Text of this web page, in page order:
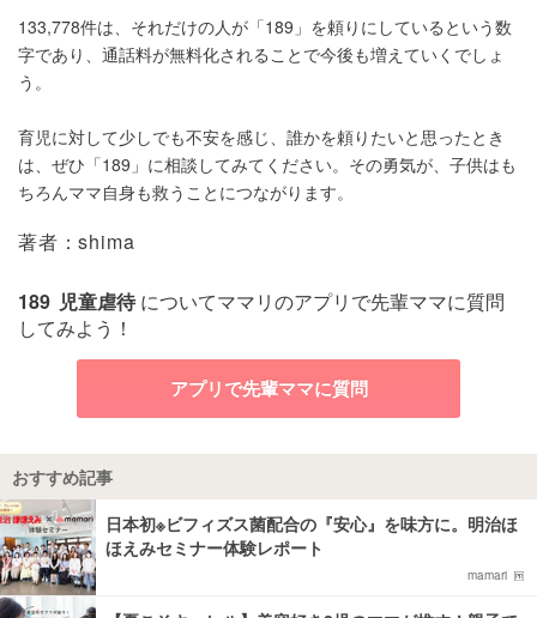
133,778件は、それだけの人が「189」を頼りにしているという数
字であり、通話料が無料化されることで今後も増えていくでしょ
う。
育児に対して少しでも不安を感じ、誰かを頼りたいと思ったとき
は、ぜひ「189」に相談してみてください。その勇気が、子供はも
ちろんママ自身も救うことにつながります。
著者：shima
189 児童虐待についてママリのアプリで先輩ママに質問
してみよう！
アプリで先輩ママに質問
おすすめ記事
日本初※ビフィズス菌配合の『安心』を味方に。明治ほ
ほえみセミナー体験レポート
mamari